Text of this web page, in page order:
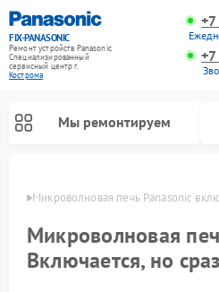
FIX-PANASONIC
Ремонт устройств Panasonic
Специализированный
cервисный центр г.
Кострома
Мы ремонтируем
Микроволновая печь Panasonic
Микроволновая
Включается, но